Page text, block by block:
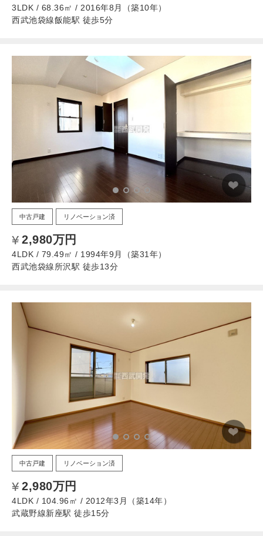
3LDK / 68.36㎡ / 2016年8月（築10年）
西武池袋線飯能駅 徒歩5分
中古戸建 リノベーション済
2,980万円
4LDK / 79.49㎡ / 1994年9月（築31年）
西武池袋線所沢駅 徒歩13分
中古戸建 リノベーション済
2,980万円
4LDK / 104.96㎡ / 2012年3月（築14年）
武蔵野線新座駅 徒歩15分